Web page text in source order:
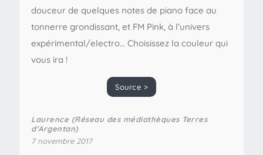
douceur de quelques notes de piano face au
tonnerre grondissant, et FM Pink, à l’univers
expérimental/electro… Choisissez la couleur qui
vous ira !
Source >
Laurence (Réseau des médiathèques Terres
d'Argentan)
7 novembre 2017